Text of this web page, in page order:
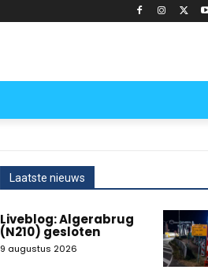
Laatste nieuws
Liveblog: Algerabrug
(N210) gesloten
9 augustus 2026